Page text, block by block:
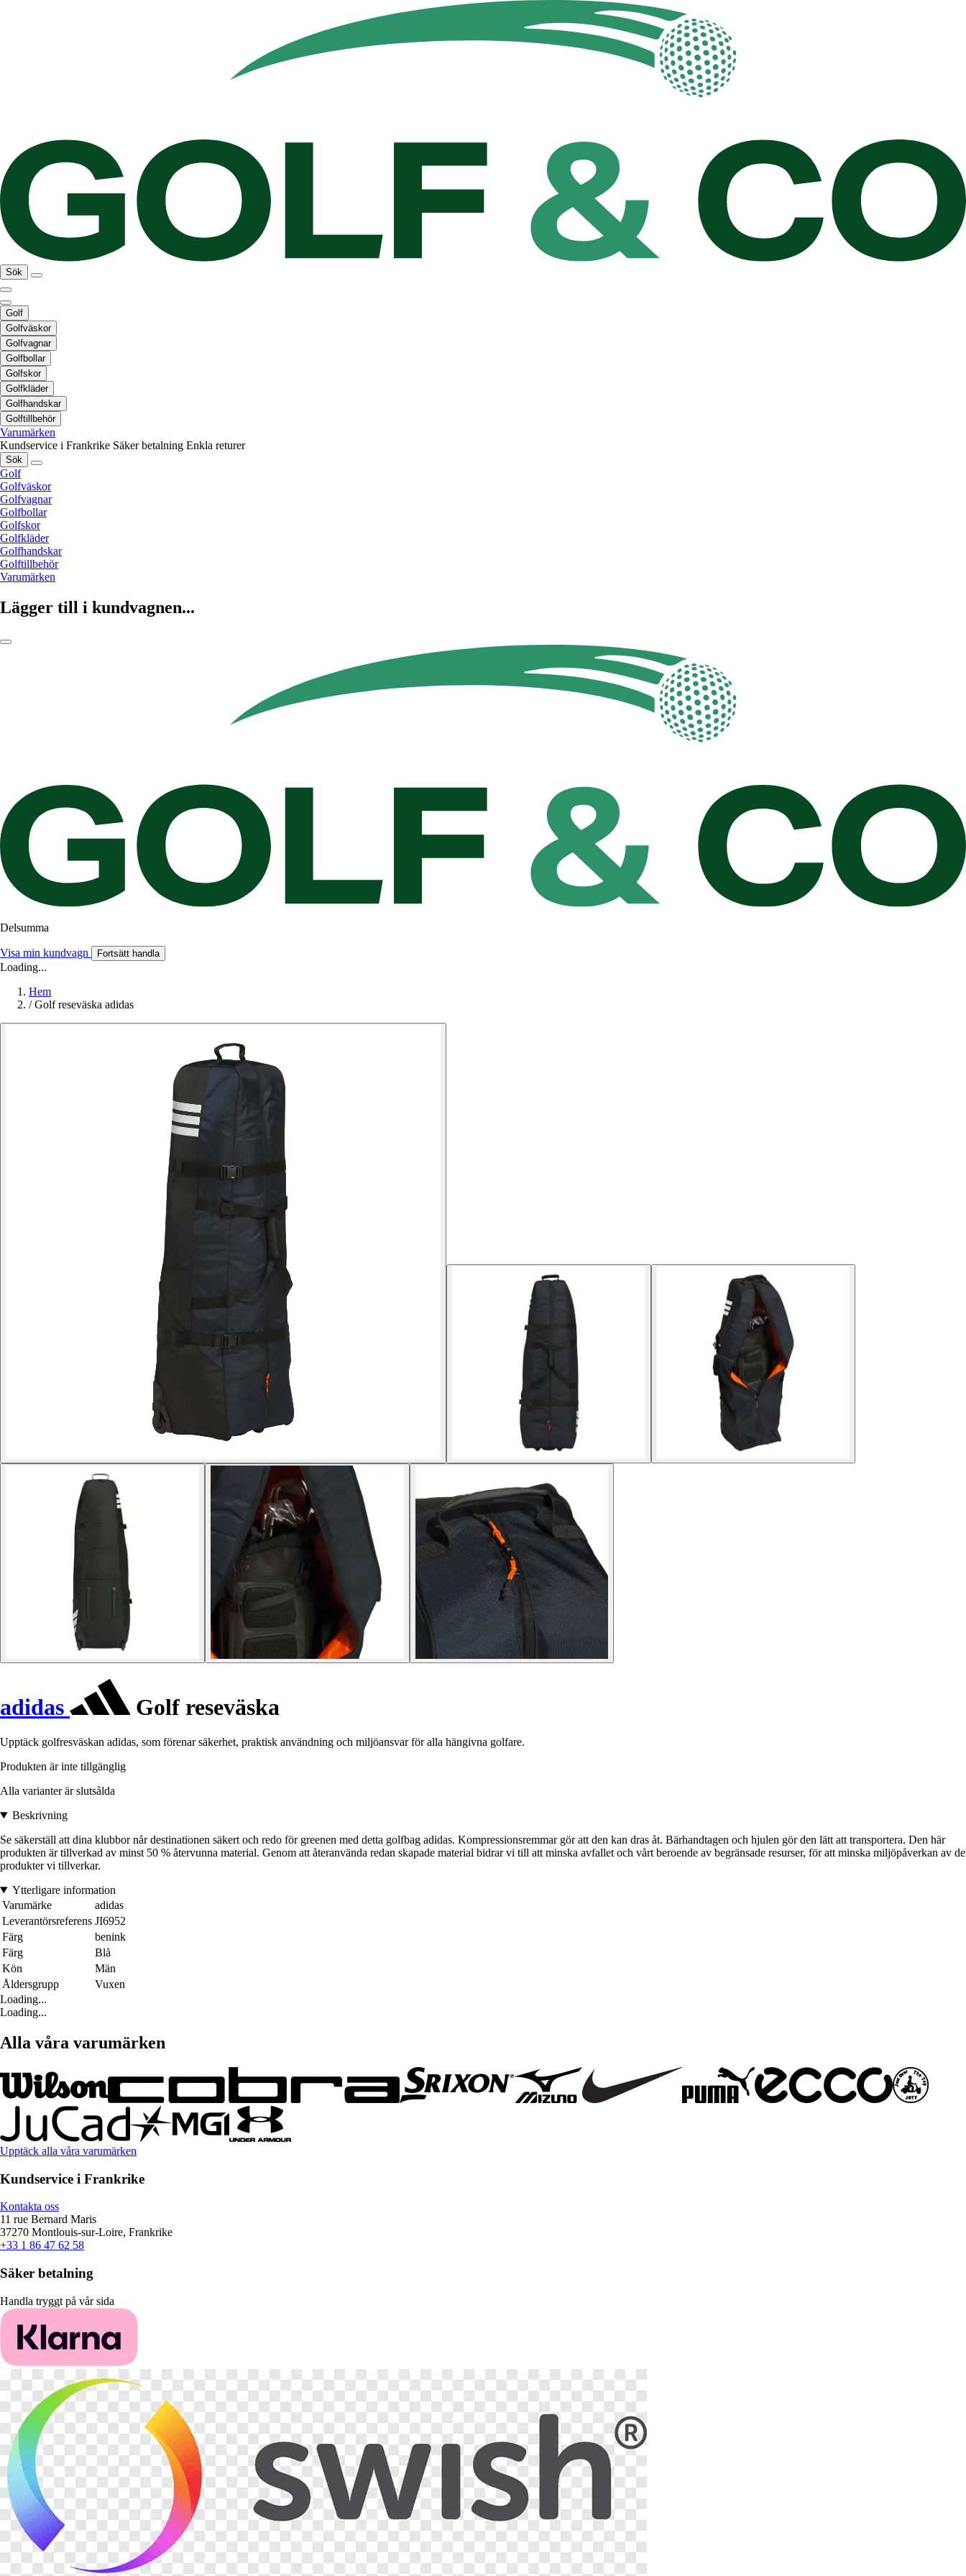
Sök
Golf
Golfväskor
Golfvagnar
Golfbollar
Golfskor
Golfkläder
Golfhandskar
Golftillbehör
Varumärken
Kundservice i Frankrike Säker betalning Enkla returer
Sök
Golf
Golfväskor
Golfvagnar
Golfbollar
Golfskor
Golfkläder
Golfhandskar
Golftillbehör
Varumärken
Lägger till i kundvagnen...
Delsumma
Visa min kundvagn Fortsätt handla
Loading...
Hem
/ Golf reseväska adidas
adidas Golf reseväska
Upptäck golfresväskan adidas, som förenar säkerhet, praktisk användning och miljöansvar för alla hängivna golfare.
Produkten är inte tillgänglig
Alla varianter är slutsålda
Beskrivning
Se säkerställ att dina klubbor når destinationen säkert och redo för greenen med detta golfbag adidas. Kompressionsremmar gör att den kan dras åt. Bärhandtagen och hjulen gör den lätt att transportera. Den här
produkten är tillverkad av minst 50 % återvunna material. Genom att återanvända redan skapade material bidrar vi till att minska avfallet och vårt beroende av begränsade resurser, för att minska miljöpåverkan av de
produkter vi tillverkar.
Ytterligare information
Varumärke
adidas
Leverantörsreferens JI6952
Färg
benink
Färg
Blå
Kön
Män
Åldersgrupp
Vuxen
Loading...
Loading...
Alla våra varumärken
Upptäck alla våra varumärken
Kundservice i Frankrike
Kontakta oss
11 rue Bernard Maris
37270 Montlouis-sur-Loire, Frankrike
+33 1 86 47 62 58
Säker betalning
Handla tryggt på vår sida